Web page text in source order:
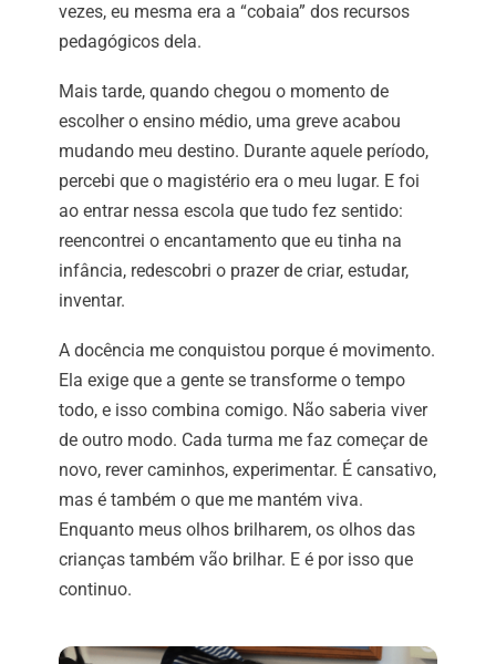
vezes, eu mesma era a “cobaia” dos recursos
pedagógicos dela.
Mais tarde, quando chegou o momento de
escolher o ensino médio, uma greve acabou
mudando meu destino. Durante aquele período,
percebi que o magistério era o meu lugar. E foi
ao entrar nessa escola que tudo fez sentido:
reencontrei o encantamento que eu tinha na
infância, redescobri o prazer de criar, estudar,
inventar.
A docência me conquistou porque é movimento.
Ela exige que a gente se transforme o tempo
todo, e isso combina comigo. Não saberia viver
de outro modo. Cada turma me faz começar de
novo, rever caminhos, experimentar. É cansativo,
mas é também o que me mantém viva.
Enquanto meus olhos brilharem, os olhos das
crianças também vão brilhar. E é por isso que
continuo.